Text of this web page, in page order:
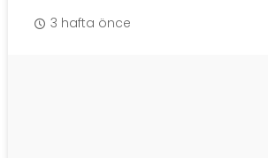
3 hafta önce